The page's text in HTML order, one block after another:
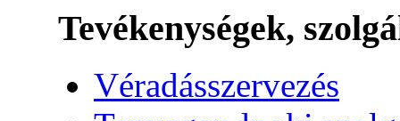
Tevékenységek,
Véradásszervezés